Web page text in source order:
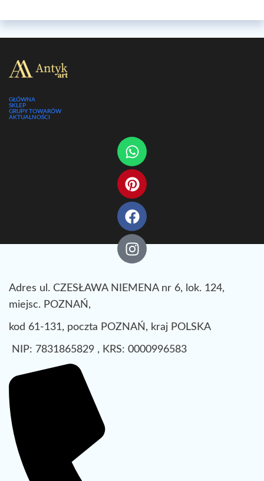
GŁÓWNA
SKLEP
GRUPY TOWARÓW
AKTUALNOŚCI
Adres ul. CZESŁAWA NIEMENA nr 6, lok. 124,
miejsc. POZNAŃ,
kod 61-131, poczta POZNAŃ, kraj POLSKA
NIP: 7831865829 , KRS: 0000996583